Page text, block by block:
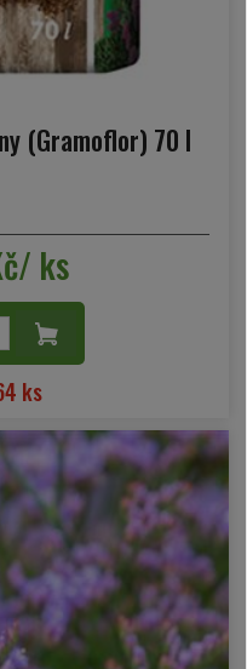
(Gramoflor) 70 l
ks
ks